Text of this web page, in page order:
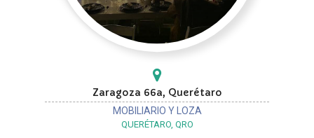
Zaragoza 66a, Querétaro
MOBILIARIO Y LOZA
QUERÉTARO, QRO